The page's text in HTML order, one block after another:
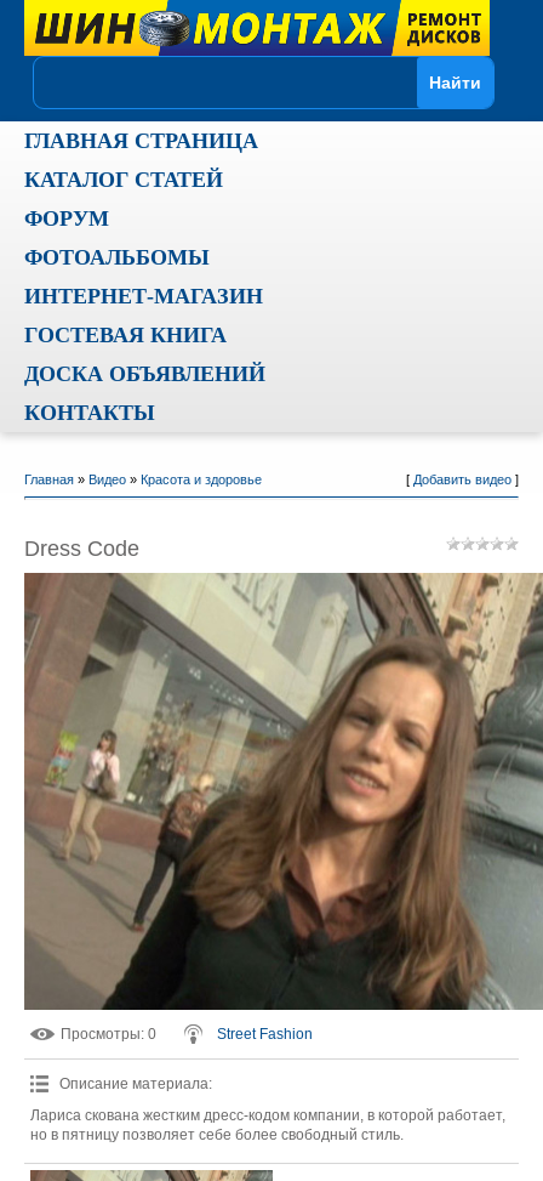
ГЛАВНАЯ СТРАНИЦА
КАТАЛОГ СТАТЕЙ
ФОРУМ
ФОТОАЛЬБОМЫ
ИНТЕРНЕТ-МАГАЗИН
ГОСТЕВАЯ КНИГА
ДОСКА ОБЪЯВЛЕНИЙ
КОНТАКТЫ
Главная» Видео» Красота и здоровье [ Добавить видео]
Dress Code
Просмотры: 0 Street Fashion
Описание материала:
Лариса скована жестким дресс-кодом компании, в которой работает,
но в пятницу позволяет себе более свободный стиль.